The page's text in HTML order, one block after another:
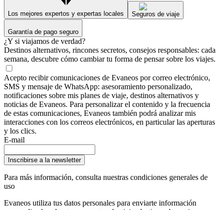
Los mejores expertos y expertas locales Seguros de viaje
Garantía de pago seguro
¿Y si viajamos de verdad?
Destinos alternativos, rincones secretos, consejos responsables: cada
semana, descubre cómo cambiar tu forma de pensar sobre los viajes.
Acepto recibir comunicaciones de Evaneos por correo electrónico,
SMS y mensaje de WhatsApp: asesoramiento personalizado,
notificaciones sobre mis planes de viaje, destinos alternativos y
noticias de Evaneos. Para personalizar el contenido y la frecuencia
de estas comunicaciones, Evaneos también podrá analizar mis
interacciones con los correos electrónicos, en particular las aperturas
y los clics.
E-mail
Inscribirse a la newsletter
Para más información, consulta nuestras condiciones generales de
uso
Evaneos utiliza tus datos personales para enviarte información